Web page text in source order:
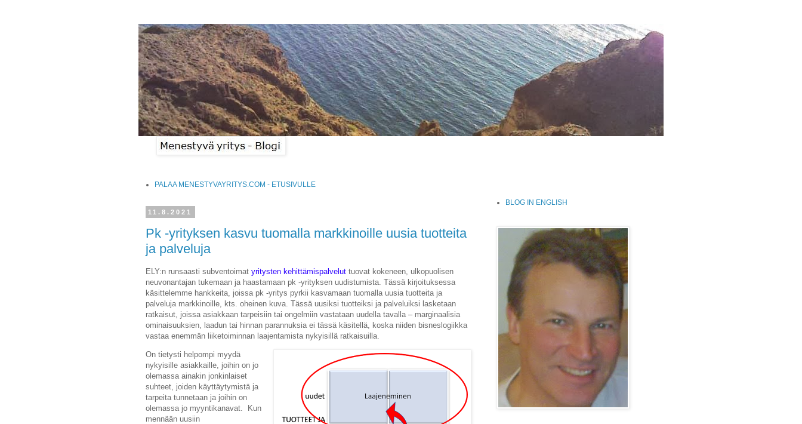
PALAA MENESTYVAYRITYS.COM - ETUSIVULLE
11.8.2021
Pk -yrityksen kasvu tuomalla markkinoille uusia tuotteita
ja palveluja
ELY:n runsaasti subventoimat yritysten kehittämispalvelut tuovat kokeneen, ulkopuolisen
neuvonantajan tukemaan ja haastamaan pk -yrityksen uudistumista. Tässä kirjoituksessa
käsittelemme hankkeita, joissa pk -yritys pyrkii kasvamaan tuomalla uusia tuotteita ja
palveluja markkinoille, kts. oheinen kuva. Tässä uusiksi tuotteiksi ja palveluiksi lasketaan
ratkaisut, joissa asiakkaan tarpeisiin tai ongelmiin vastataan uudella tavalla – marginaalisia
ominaisuuksien, laadun tai hinnan parannuksia ei tässä käsitellä, koska niiden bisneslogiikka
vastaa enemmän liiketoiminnan laajentamista nykyisillä ratkaisuilla.
On tietysti helpompi myydä
nykyisille asiakkaille, joihin on jo
olemassa ainakin jonkinlaiset
suhteet, joiden käyttäytymistä ja
tarpeita tunnetaan ja joihin on
olemassa jo myyntikanavat. Kun
mennään uusiin
BLOG IN ENGLISH